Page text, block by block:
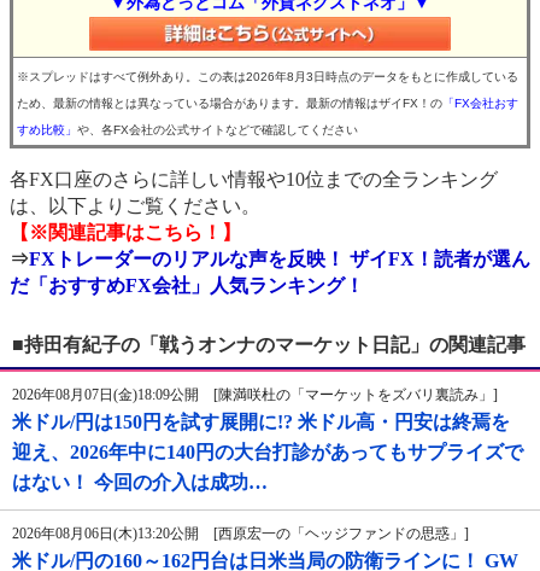
※スプレッドはすべて例外あり。この表は2026年8月3日時点のデータをもとに作成している
ため、最新の情報とは異なっている場合があります。最新の情報はザイFX！の 「FX会社おす
すめ比較」 や、各FX会社の公式サイトなどで確認してください
各FX口座のさらに詳しい情報や10位までの全ランキング
は、以下よりご覧ください。
【※関連記事はこちら！】
⇒FXトレーダーのリアルな声を反映！ ザイFX！読者が選ん
だ「おすすめFX会社」人気ランキング！
■持田有紀子の「戦うオンナのマーケット日記」の関連記事
2026年08月07日(金)18:09公開 [陳満咲杜の「マーケットをズバリ裏読み」]
米ドル/円は150円を試す展開に!? 米ドル高・円安は終焉を
迎え、2026年中に140円の大台打診があってもサプライズで
はない！ 今回の介入は成功…
2026年08月06日(木)13:20公開 [西原宏一の「ヘッジファンドの思惑」]
米ドル/円の160～162円台は日米当局の防衛ラインに！ GW